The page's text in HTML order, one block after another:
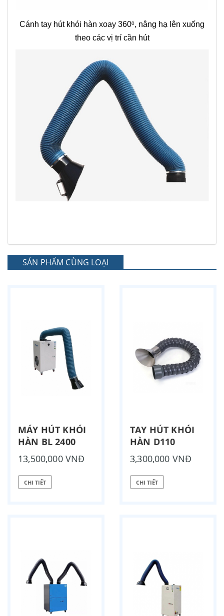
Cánh tay hút khói hàn xoay 3600, nâng hạ lên xuống
theo các vị trí cần hút
SẢN PHẨM CÙNG LOẠI
MÁY HÚT KHÓI
HÀN BL 2400
13,500,000 VNĐ
CHI TIẾT
TAY HÚT KHÓI
HÀN D110
3,300,000 VNĐ
CHI TIẾT